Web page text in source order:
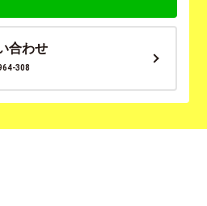
合わせ
308